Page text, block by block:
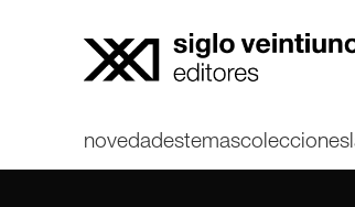
novedadestemascolecciones